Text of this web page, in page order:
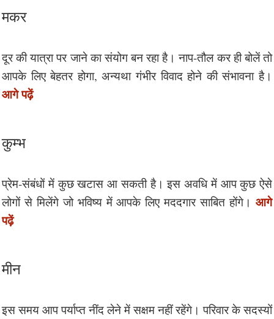
मकर
दूर की यात्रा पर जाने का संयोग बन रहा है। नाप-तौल कर ही बोलें तो
आपके लिए बेहतर होगा, अन्यथा गंभीर विवाद होने की संभावना है।
आगे पढ़ें
कुम्भ
प्रेम-संबंधों में कुछ खटास आ सकती है। इस अवधि में आप कुछ ऐसे
लोगों से मिलेंगे जो भविष्य में आपके लिए मददगार साबित होंगे। आगे
पढ़ें
मीन
इस समय आप पर्याप्त नींद लेने में सक्षम नहीं रहेंगे। परिवार के सदस्यों